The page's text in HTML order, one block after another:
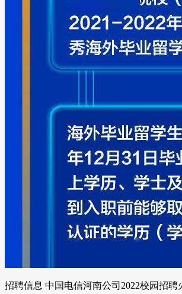
招聘信息 中国电信河南公司2022校园招聘